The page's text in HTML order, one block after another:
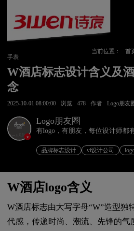
当前位置： 首
手表
W酒店标志设计含义及
念
2025-10-01 08:00:00 浏览 478 作者 Logo朋友
v
Logo朋友圈
有logo，有朋友，每位设计师都
品牌标志设计 vi设计公司
W酒店logo含义
W酒店标志由大写字母“W”造型独
代感，传递时尚、潮流、先锋的气